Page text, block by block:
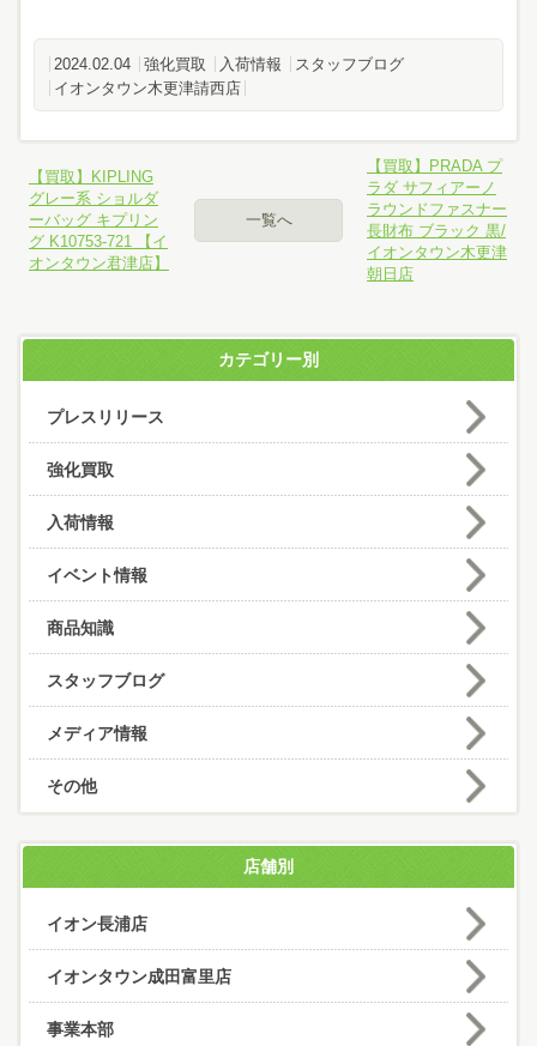
2024.02.04 強化買取 入荷情報
スタッフブログ
イオンタウン木更津請西店
【買取】KIPLING
グレー系 ショルダ
ーバッグ キプリン
グ K10753-721 【イ
オンタウン君津店】
一覧へ
【買取】PRADA プ
ラダ サフィアーノ
ラウンドファスナー
長財布 ブラック 黒/
イオンタウン木更津
朝日店
カテゴリー別
プレスリリース
強化買取
入荷情報
イベント情報
商品知識
スタッフブログ
メディア情報
その他
店舗別
イオン長浦店
イオンタウン成田富里店
事業本部